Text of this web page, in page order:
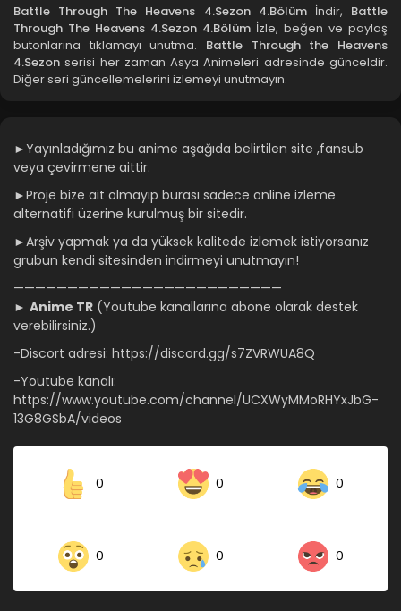
Battle Through The Heavens 4.Sezon 1.Bölüm
Blm 1 - Battle Through The Heavens 4.Sezon 1.Bölüm -
Ağustos 20, 2021
Battle Through The Heavens 4.Sezon 4.Bölümİndir, Battle
Through The Heavens 4.Sezon 4.Bölüm İzle, beğen ve paylaş
butonlarına tıklamayı unutma. Battle Through the Heavens
4.Sezon serisi her zaman Asya Animeleri adresinde günceldir.
Diğer seri güncellemelerini izlemeyi unutmayın.
►Yayınladığımız bu anime aşağıda belirtilen site ,fansub
veya çevirmene aittir.
►Proje bize ait olmayıp burası sadece online izleme
alternatifi üzerine kurulmuş bir sitedir.
►Arşiv yapmak ya da yüksek kalitede izlemek istiyorsanız
grubun kendi sitesinden indirmeyi unutmayın!
—————————————————————————
► Anime TR (Youtube kanallarına abone olarak destek
verebilirsiniz.)
-Discort adresi: https://discord.gg/s7ZVRWUA8Q
-Youtube kanalı:
https://www.youtube.com/channel/UCXWyMMoRHYxJbG-
13G8GSbA/videos
0 0 0
0 0 0